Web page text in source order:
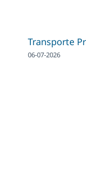
Transporte
06-07-2026